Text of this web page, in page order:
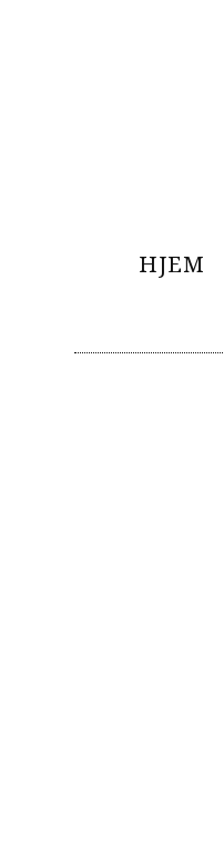
Primary
HJEM